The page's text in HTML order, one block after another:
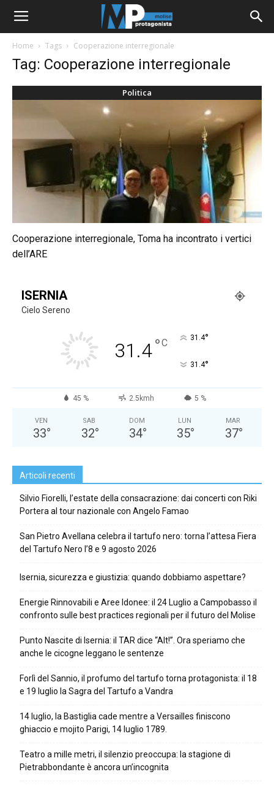
Home Tags Cooperazione interregionale
Tag: Cooperazione interregionale
Politica
Cooperazione interregionale, Toma ha incontrato i vertici
dell’ARE
ISERNIA
Cielo Sereno
31.4°C 31.4°
31.4°
45 % 2.5kmh 5 %
VEN
33°
SAB
32°
DOM
34°
LUN
35°
MAR
37°
Articoli recenti
Silvio Fiorelli, l’estate della consacrazione: dai concerti con Riki
Portera al tour nazionale con Angelo Famao
San Pietro Avellana celebra il tartufo nero: torna l’attesa Fiera
del Tartufo Nero l’8 e 9 agosto 2026
Isernia, sicurezza e giustizia: quando dobbiamo aspettare?
Energie Rinnovabili e Aree Idonee: il 24 Luglio a Campobasso il
confronto sulle best practices regionali per il futuro del Molise
Punto Nascite di Isernia: il TAR dice “Alt!”. Ora speriamo che
anche le cicogne leggano le sentenze
Forlì del Sannio, il profumo del tartufo torna protagonista: il 18
e 19 luglio la Sagra del Tartufo a Vandra
14 luglio, la Bastiglia cade mentre a Versailles finiscono
ghiaccio e mojito Parigi, 14 luglio 1789.
Teatro a mille metri, il silenzio preoccupa: la stagione di
Pietrabbondante è ancora un’incognita